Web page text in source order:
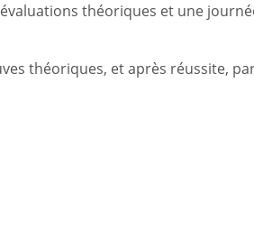
théoriques et une
théoriques, et après réussite,